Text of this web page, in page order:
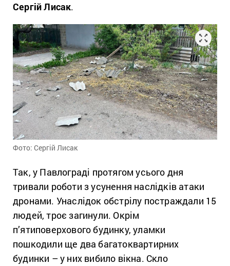
Сергій Лисак.
Фото: Сергій Лисак
Так, у Павлограді протягом усього дня
тривали роботи з усунення наслідків атаки
дронами. Унаслідок обстрілу постраждали 15
людей, троє загинули. Окрім
п’ятиповерхового будинку, уламки
пошкодили ще два багатоквартирних
будинки – у них вибило вікна. Скло